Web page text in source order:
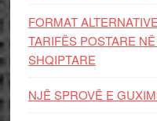
FORMAT
TARIFËS POSTARE
SHQIPTARE
NJË SPROVË E